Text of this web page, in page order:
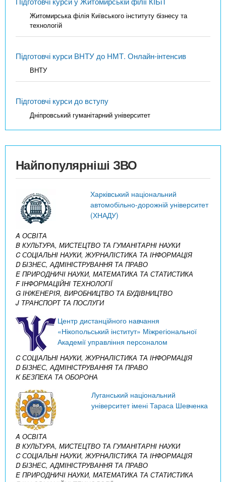
Житомирська філія Київського інституту бізнесу та
технологій
Підготовчі курси ВНТУ до НМТ. Онлайн-інтенсив
ВНТУ
Підготовчі курси до вступу
Дніпровський гуманітарний університет
Найпопулярніші ЗВО
Харківський національний
автомобільно-дорожній університет
(ХНАДУ)
A ОСВІТА
B КУЛЬТУРА, МИСТЕЦТВО ТА ГУМАНІТАРНІ НАУКИ
C СОЦІАЛЬНІ НАУКИ, ЖУРНАЛІСТИКА ТА ІНФОРМАЦІЯ
D БІЗНЕС, АДМІНІСТРУВАННЯ ТА ПРАВО
E ПРИРОДНИЧІ НАУКИ, МАТЕМАТИКА ТА СТАТИСТИКА
F ІНФОРМАЦІЙНІ ТЕХНОЛОГІЇ
G ІНЖЕНЕРІЯ, ВИРОБНИЦТВО ТА БУДІВНИЦТВО
J ТРАНСПОРТ ТА ПОСЛУГИ
Центр дистанційного навчання
«Нікопольський інститут» Міжрегіональної
Академії управління персоналом
C СОЦІАЛЬНІ НАУКИ, ЖУРНАЛІСТИКА ТА ІНФОРМАЦІЯ
D БІЗНЕС, АДМІНІСТРУВАННЯ ТА ПРАВО
K БЕЗПЕКА ТА ОБОРОНА
Луганський національний
університет імені Тараса Шевченка
A ОСВІТА
B КУЛЬТУРА, МИСТЕЦТВО ТА ГУМАНІТАРНІ НАУКИ
C СОЦІАЛЬНІ НАУКИ, ЖУРНАЛІСТИКА ТА ІНФОРМАЦІЯ
D БІЗНЕС, АДМІНІСТРУВАННЯ ТА ПРАВО
E ПРИРОДНИЧІ НАУКИ, МАТЕМАТИКА ТА СТАТИСТИКА